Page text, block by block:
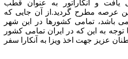
یافت و آنکاراتور به عنوان قطب
عرصه مطرح گردید.از آن جایی که
می باشد، تمامی کشورها در این شهر
به این که در ایران تمامی کشور
عزیز جهت اخذ ویزا به آنکارا سفر